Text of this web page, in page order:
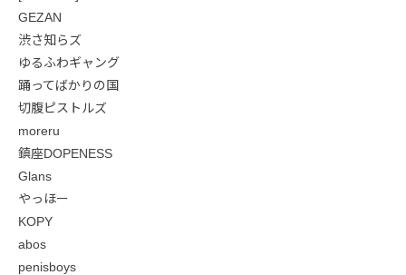
GEZAN
渋さ知らズ
ゆるふわギャング
踊ってばかりの国
切腹ピストルズ
moreru
鎮座DOPENESS
Glans
やっほー
KOPY
abos
penisboys